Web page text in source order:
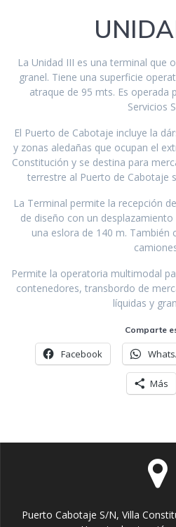
La Unidad III es una terminal que
granel. Tiene una superficie
atraque de 95 mts. Es operada
Servicios
El Puerto de Cabotaje incluye la
y zonas aledañas que ocupan el
Constitución y se destina para
terrestre al Puerto de Cabotaje
La Terminal permite la recepción
de diseño con un
una eslora de 140 m. También
Permite la operatoria multimodal
contenedores, transbordo de
líquidas y
Comparte
Facebook
Más
Puerto Cabotaje S/N, Villa